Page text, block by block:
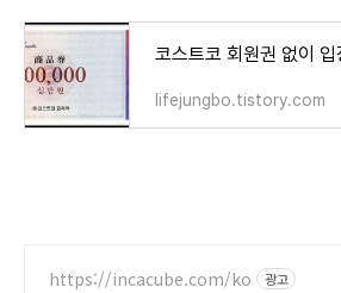
lifejungbo.tistory.com
https://incacube.com/ko 광고